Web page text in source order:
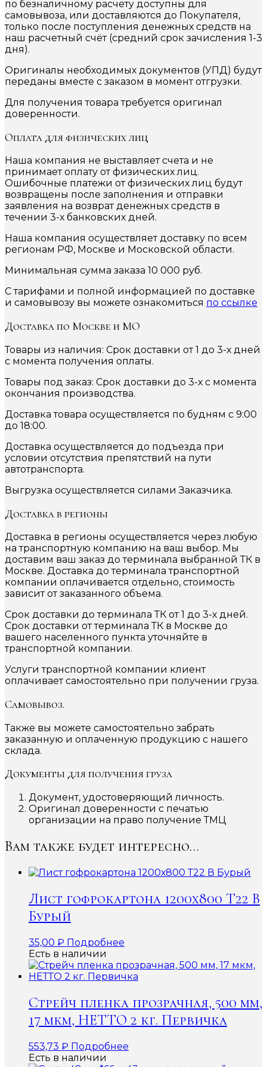
по безналичному расчету доступны для
самовывоза, или доставляются до Покупателя,
только после поступления денежных средств на
наш расчетный счёт (средний срок зачисления 1-3
дня).
Оригиналы необходимых документов (УПД) будут
переданы вместе с заказом в момент отгрузки.
Для получения товара требуется оригинал
доверенности.
Оплата для физических лиц
Наша компания не выставляет счета и не
принимает оплату от физических лиц.
Ошибочные платежи от физических лиц будут
возвращены после заполнения и отправки
заявления на возврат денежных средств в
течении 3-х банковских дней.
Наша компания осуществляет доставку по всем
регионам РФ, Москве и Московской области.
Минимальная сумма заказа 10 000 руб.
С тарифами и полной информацией по доставке
и самовывозу вы можете ознакомиться по ссылке
Доставка по Москве и МО
Товары из наличия: Срок доставки от 1 до 3-х дней
с момента получения оплаты.
Товары под заказ: Срок доставки до 3-х с момента
окончания производства.
Доставка товара осуществляется по будням с 9:00
до 18:00.
Доставка осуществляется до подъезда при
условии отсутствия препятствий на пути
автотранспорта.
Выгрузка осуществляется силами Заказчика.
Доставка в регионы
Доставка в регионы осуществляется через любую
на транспортную компанию на ваш выбор. Мы
доставим ваш заказ до терминала выбранной ТК в
Москве. Доставка до терминала транспортной
компании оплачивается отдельно, стоимость
зависит от заказанного объема.
Срок доставки до терминала ТК от 1 до 3-х дней.
Срок доставки от терминала ТК в Москве до
вашего населенного пункта уточняйте в
транспортной компании.
Услуги транспортной компании клиент
оплачивает самостоятельно при получении груза.
Самовывоз.
Также вы можете самостоятельно забрать
заказанную и оплаченную продукцию с нашего
склада.
Документы для получения груза
Документ, удостоверяющий личность.
Оригинал доверенности с печатью
организации на право получение ТМЦ
Вам также будет интересно…
Лист гофрокартона 1200х800 Т22 В
Бурый
35,00 ₽ Подробнее
Есть в наличии
Стрейч пленка прозрачная, 500 мм,
17 мкм, НЕТТО 2 кг. Первичка
553,73 ₽ Подробнее
Есть в наличии